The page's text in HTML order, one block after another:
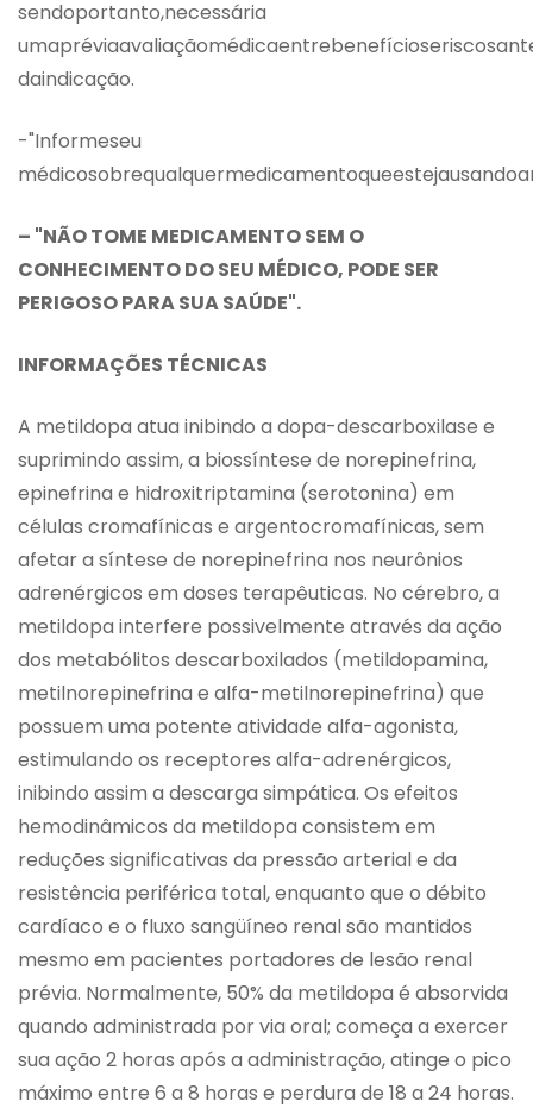
sendoportanto,necessária
daindicação.
-"Informeseu
– "NÃO TOME MEDICAMENTO SEM O
CONHECIMENTO DO SEU MÉDICO, PODE SER
PERIGOSO PARA SUA SAÚDE".
INFORMAÇÕES TÉCNICAS
A metildopa atua inibindo a dopa-descarboxilase e
suprimindo assim, a biossíntese de norepinefrina,
epinefrina e hidroxitriptamina (serotonina) em
células cromafínicas e argentocromafínicas, sem
afetar a síntese de norepinefrina nos neurônios
adrenérgicos em doses terapêuticas. No cérebro, a
metildopa interfere possivelmente através da ação
dos metabólitos descarboxilados (metildopamina,
metilnorepinefrina e alfa-metilnorepinefrina) que
possuem uma potente atividade alfa-agonista,
estimulando os receptores alfa-adrenérgicos,
inibindo assim a descarga simpática. Os efeitos
hemodinâmicos da metildopa consistem em
reduções significativas da pressão arterial e da
resistência periférica total, enquanto que o débito
cardíaco e o fluxo sangüíneo renal são mantidos
mesmo em pacientes portadores de lesão renal
prévia. Normalmente, 50% da metildopa é absorvida
quando administrada por via oral; começa a exercer
sua ação 2 horas após a administração, atinge o pico
máximo entre 6 a 8 horas e perdura de 18 a 24 horas.